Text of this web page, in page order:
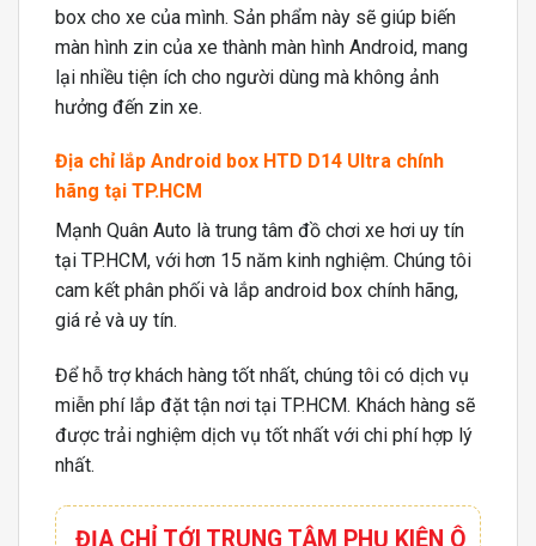
box cho xe của mình. Sản phẩm này sẽ giúp biến
màn hình zin của xe thành màn hình Android, mang
lại nhiều tiện ích cho người dùng mà không ảnh
hưởng đến zin xe.
Địa chỉ lắp Android box HTD D14 Ultra chính
hãng tại TP.HCM
Mạnh Quân Auto là trung tâm đồ chơi xe hơi uy tín
tại TP.HCM, với hơn 15 năm kinh nghiệm. Chúng tôi
cam kết phân phối và lắp android box chính hãng,
giá rẻ và uy tín.
Để hỗ trợ khách hàng tốt nhất, chúng tôi có dịch vụ
miễn phí lắp đặt tận nơi tại TP.HCM. Khách hàng sẽ
được trải nghiệm dịch vụ tốt nhất với chi phí hợp lý
nhất.
ĐỊA CHỈ TỚI TRUNG TÂM PHỤ KIỆN Ô